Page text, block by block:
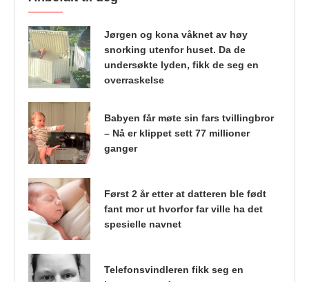
Jørgen og kona våknet av høy
snorking utenfor huset. Da de
undersøkte lyden, fikk de seg en
overraskelse
Babyen får møte sin fars tvillingbror
– Nå er klippet sett 77 millioner
ganger
Først 2 år etter at datteren ble født
fant mor ut hvorfor far ville ha det
spesielle navnet
Telefonsvindleren fikk seg en